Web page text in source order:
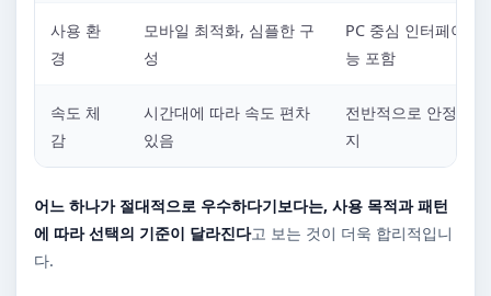
사용 환
경
모바일 최적화, 심플한 구
성
PC 중심 인터페이스,
능 포함
속도 체
감
시간대에 따라 속도 편차
있음
전반적으로 안정적
지
어느 하나가 절대적으로 우수하다기보다는, 사용 목적과 패턴
에 따라 선택의 기준이 달라진다고 보는 것이 더욱 합리적입니
다.